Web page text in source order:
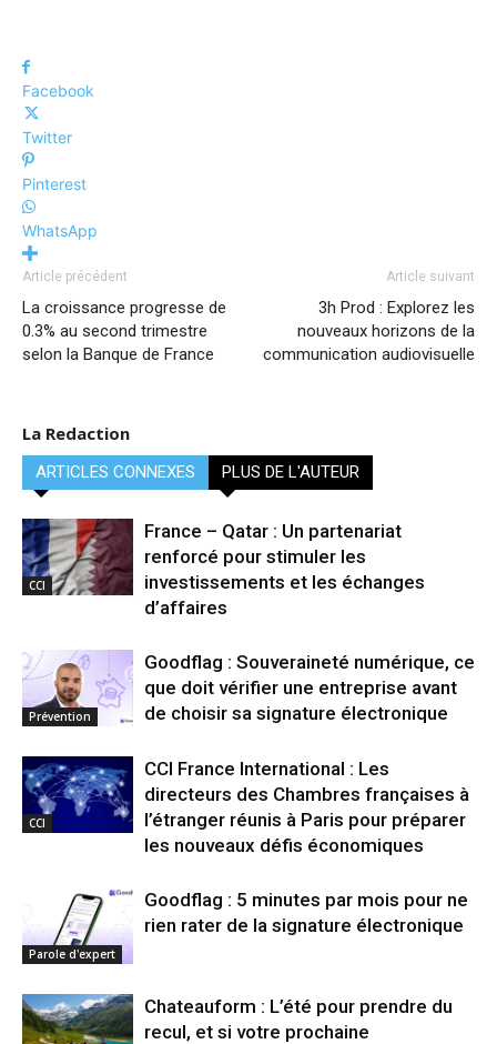
Facebook
Twitter
Pinterest
WhatsApp
Article précédent
La croissance progresse de
0.3% au second trimestre
selon la Banque de France
Article suivant
3h Prod : Explorez les
nouveaux horizons de la
communication audiovisuelle
La Redaction
ARTICLES CONNEXES PLUS DE L'AUTEUR
CCI
France – Qatar : Un partenariat
renforcé pour stimuler les
investissements et les échanges
d’affaires
Prévention
Goodflag : Souveraineté numérique, ce
que doit vérifier une entreprise avant
de choisir sa signature électronique
CCI
CCI France International : Les
directeurs des Chambres françaises à
l’étranger réunis à Paris pour préparer
les nouveaux défis économiques
Parole d'expert
Goodflag : 5 minutes par mois pour ne
rien rater de la signature électronique
Chateauform : L’été pour prendre du
recul, et si votre prochaine